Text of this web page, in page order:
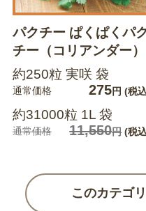
パクチー ぱくぱくパ
チー（コリアンダー）
約250粒 実咲 袋
通常価格 275円 (税
約31000粒 1L 袋
通常価格 11,550円(税
このカテゴ